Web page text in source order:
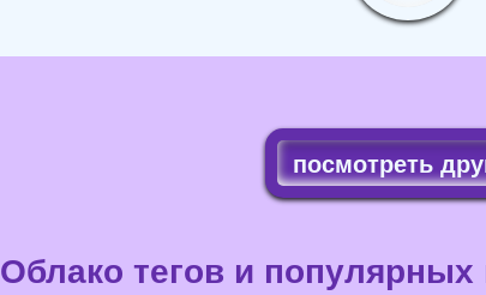
посмотреть
Облако тегов и